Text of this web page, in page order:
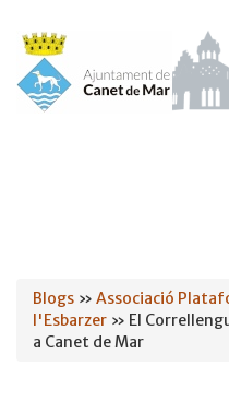
Vés
contingut
Esteu
aquí
Blogs » Associació
l'Esbarzer » El
a Canet de Mar